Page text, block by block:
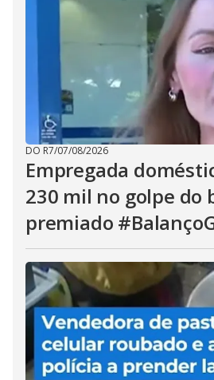
DO R7/07/08/2026
Empregada
230 mil no golpe do
premiado